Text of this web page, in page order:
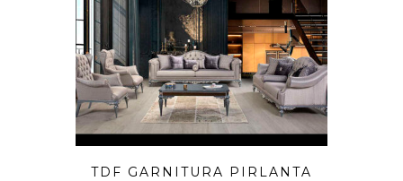
TDF GARNITURA PIRLANTA